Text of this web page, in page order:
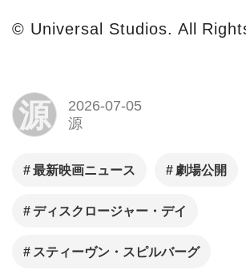
映画史の頂点を
揮など、50年以
広がり続ける驚
メントの概念そ
© Universal Studios. All
源
2026-07-05
源
最新映画ニュース 劇場公開
ディスクロージャー・デイ
スティーヴン・スピルバーグ